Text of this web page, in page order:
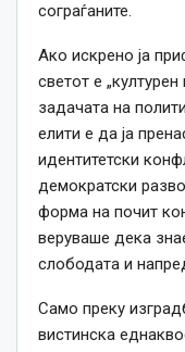
сограѓаните.
Ако искрено ја
светот е
задачата на
елити е да ја
идентитетски
демократски
форма на почит
веруваше дека
слободата и
Само преку
вистинска